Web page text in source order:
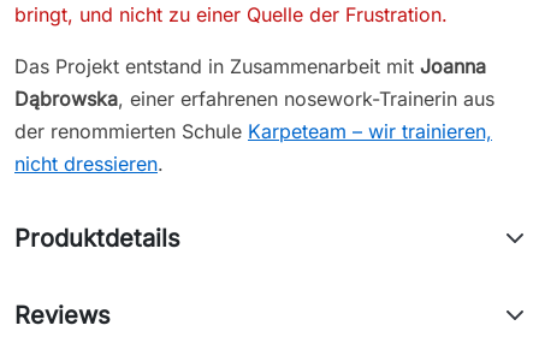
bringt, und nicht zu einer Quelle der Frustration.
Das Projekt entstand in Zusammenarbeit mit Joanna
Dąbrowska, einer erfahrenen nosework-Trainerin aus
der renommierten Schule Karpeteam – wir trainieren,
nicht dressieren.
Produktdetails
Reviews